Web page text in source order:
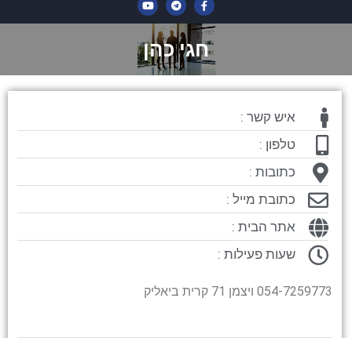
חגי כהן
איש קשר :
טלפון :
כתובות :
כתובת מייל :
אתר הבית :
שעות פעילות :
054-7259773 ויצמן 71 קרית ביאליק